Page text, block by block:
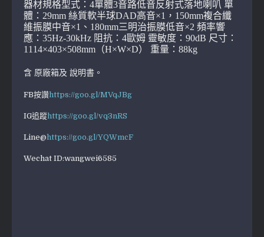
器材規格型式：4單體3音路低音反射式落地喇叭 單
體：29mm 絲質軟半球DAD高音×1，150mm複合纖
維振膜中音×1、180mm三明治振膜低音×2 頻率響
應：35Hz-30kHz 阻抗：4歐姆 靈敏度：90dB 尺寸：
1114×403×508mm（H×W×D） 重量：88kg
含 原廠箱及 說明書。
FB按讚https://goo.gl/MVqJBg
IG追蹤https://goo.gl/vq3nRS
Line@https://goo.gl/YQWmcF
Wechat ID:wangwei6585